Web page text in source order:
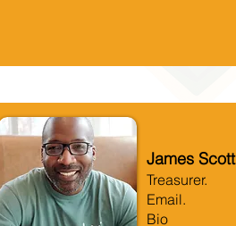
James Scott
Treasurer.
Email.
Bio